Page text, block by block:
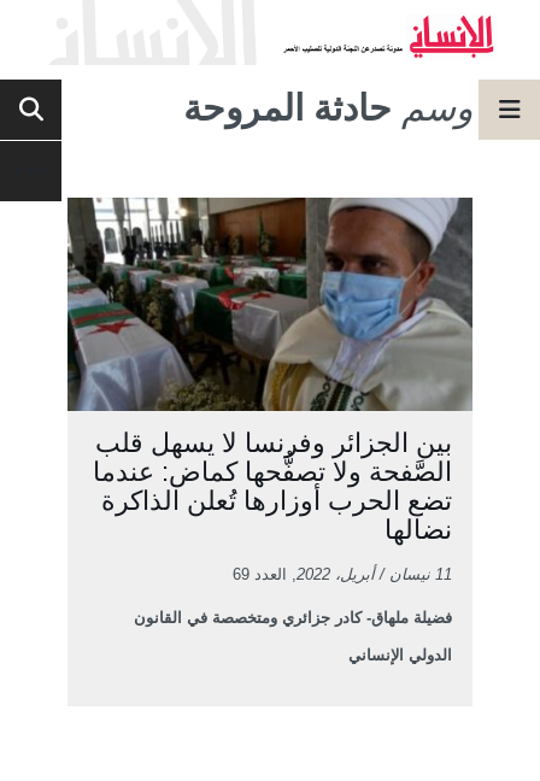
وسم حادثة المروحة
بين الجزائر وفرنسا لا يسهل قلب
الصَّفحة ولا تصفُّحها كماض: عندما
تضع الحرب أوزارها تُعلن الذاكرة
نضالها
11 نيسان / أبريل، 2022 , العدد 69
فضيلة ملهاق- كادر جزائري ومتخصصة في القانون
الدولي الإنساني